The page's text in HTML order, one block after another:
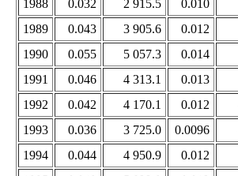
1988 0.032 2 915.5 0.010
1989
0.043 3 905.6 0.012
1990
0.055 5 057.3 0.014
1991
0.046 4 313.1 0.013
1992
0.042 4 170.1 0.012
1993
0.036 3 725.0 0.0096
1994
0.044 4 950.9 0.012